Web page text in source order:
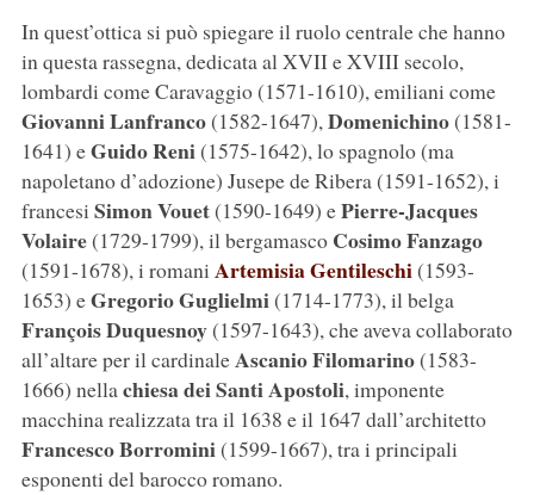
In quest’ottica si può spiegare il ruolo centrale che hanno
in questa rassegna, dedicata al XVII e XVIII secolo,
lombardi come Caravaggio (1571-1610), emiliani come
Giovanni Lanfranco(1582-1647),Domenichino(1581-
1641) eGuido Reni(1575-1642), lo spagnolo (ma
napoletano d’adozione) Jusepe de Ribera (1591-1652), i
francesi Simon Vouet(1590-1649) ePierre-Jacques
Volaire(1729-1799), il bergamasco Cosimo Fanzago
(1591-1678), i romani Artemisia Gentileschi(1593-
1653) eGregorio Guglielmi(1714-1773), il belga
François Duquesnoy(1597-1643), che aveva collaborato
all’altare per il cardinaleAscanio Filomarino(1583-
1666) nellachiesa dei Santi Apostoli, imponente
macchina realizzata tra il 1638 e il 1647 dall’architetto
Francesco Borromini(1599-1667), tra i principali
esponenti del barocco romano.